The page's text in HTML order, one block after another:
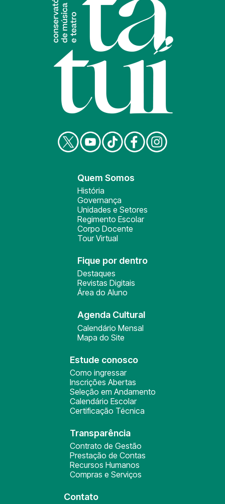
Quem Somos
História
Governança
Unidades e Setores
Regimento Escolar
Corpo Docente
Tour Virtual
Fique por dentro
Destaques
Revistas Digitais
Área do Aluno
Agenda Cultural
Calendário Mensal
Mapa do Site
Estude conosco
Como ingressar
Inscrições Abertas
Seleção em Andamento
Calendário Escolar
Certificação Técnica
Transparência
Contrato de Gestão
Prestação de Contas
Recursos Humanos
Compras e Serviços
Contato